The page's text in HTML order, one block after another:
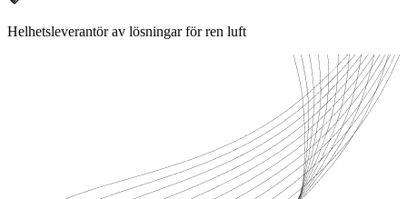
Helhetsleverantör av lösningar för ren luft